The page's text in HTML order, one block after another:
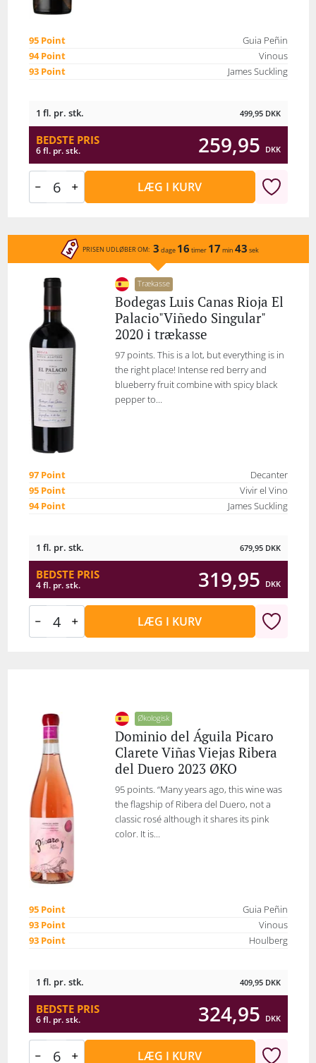
95 Point
Guia Peñin
94 Point
Vinous
93 Point
James Suckling
1 fl. pr. stk. 499,95 DKK
BEDSTE PRIS
6 fl. pr. stk. 259,95 DKK
LÆG I KURV
PRISEN UDLØBER OM: 3 dage 16 timer 17 min 43 sek
Trækasse
Bodegas Luis Canas Rioja El
Palacio"Viñedo Singular"
2020 i trækasse
97 points. This is a lot, but everything is in
the right place! Intense red berry and
blueberry fruit combine with spicy black
pepper to...
97 Point
Decanter
95 Point
Vivir el Vino
94 Point
James Suckling
1 fl. pr. stk. 679,95 DKK
BEDSTE PRIS
4 fl. pr. stk. 319,95 DKK
LÆG I KURV
Økologisk
Dominio del Águila Picaro
Clarete Viñas Viejas Ribera
del Duero 2023 ØKO
95 points. “Many years ago, this wine was
the flagship of Ribera del Duero, not a
classic rosé although it shares its pink
color. It is...
95 Point
Guia Peñin
93 Point
Vinous
93 Point
Houlberg
1 fl. pr. stk. 409,95 DKK
BEDSTE PRIS
6 fl. pr. stk. 324,95 DKK
LÆG I KURV